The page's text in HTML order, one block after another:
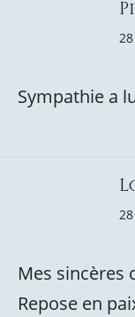
Sympathie a
Mes sincères
Repose en